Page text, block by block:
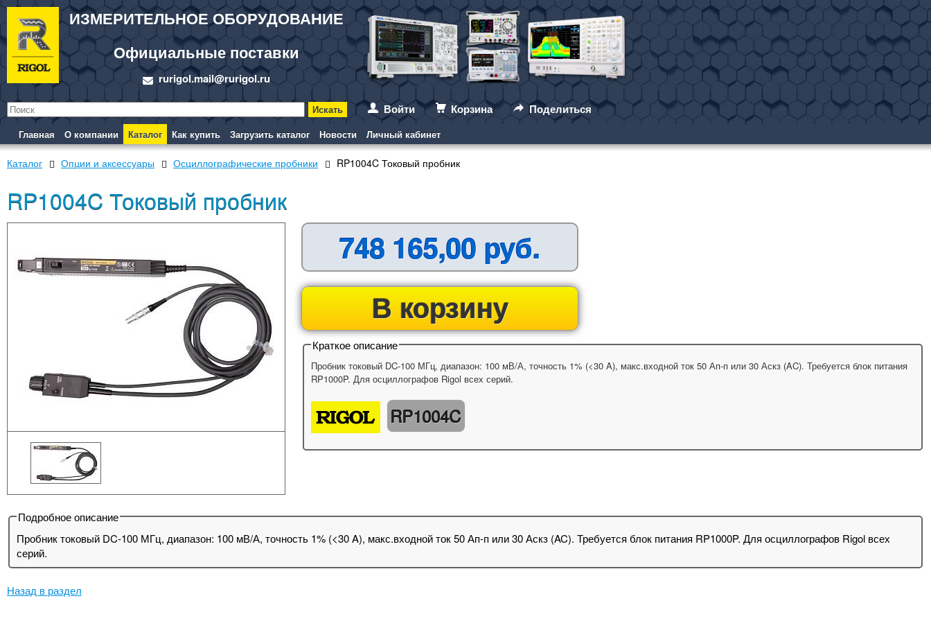
ИЗМЕРИТЕЛЬНОЕ ОБОРУДОВАНИЕ
Официальные поставки
rurigol.mail@rurigol.ru
Войти
Корзина Поделиться
Главная О компании Каталог Как купить Загрузить каталог Новости Личный кабинет
Каталог Опции и аксессуары Осциллографические пробники RP1004C Токовый пробник
RP1004C Токовый пробник
748 165,00 руб.
В корзину
Краткое описание
Пробник токовый DC-100 МГц, диапазон: 100 мВ/А, точность 1% (<30 A), макс.входной ток 50 Ап-п или 30 Аскз (AC). Требуется блок питания
RP1000P. Для осциллографов Rigol всех серий.
RP1004C
Подробное описание
Пробник токовый DC-100 МГц, диапазон: 100 мВ/А, точность 1% (<30 A), макс.входной ток 50 Ап-п или 30 Аскз (AC). Требуется блок питания RP1000P. Для осциллографов Rigol всех
серий.
Назад в раздел